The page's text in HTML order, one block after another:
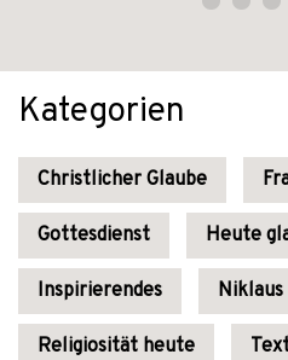
Kategorien
Christlicher Glaube
Gottesdienst Heute
Inspirierendes
Religiosität heute